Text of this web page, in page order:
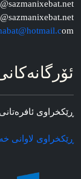
@sazmanixebat.net
om
ڕێکخراوی
ڕێکخراوی لاوانی